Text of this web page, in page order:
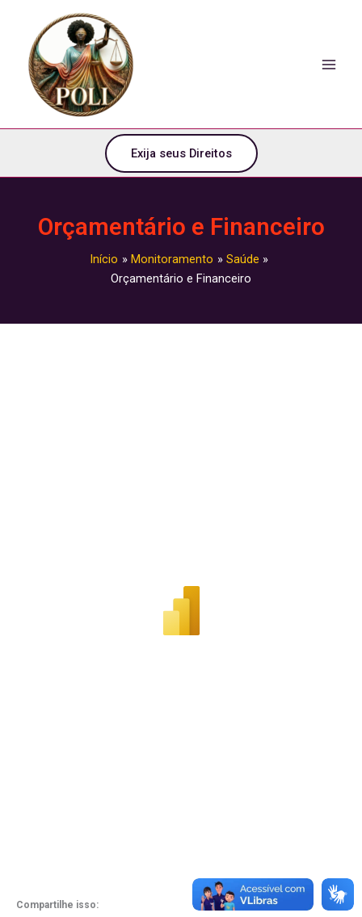
conteúdo
conteúdo
Exija seus Direitos
Orçamentário e Financeiro
Início Monitoramento
Saúde
Orçamentário e Financeiro
Compartilhe isso: